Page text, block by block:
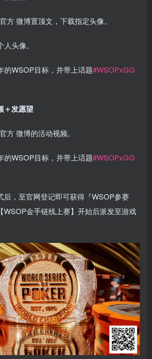
方 微博置顶文，下载指定头像。
头像。
的WSOP目标，并带上话题#WSOPxGG
＋发愿望
方 微博的活动视频。
的WSOP目标，并带上话题#WSOPxGG
后，至官网登记即可获得『WSOP参赛
WSOP金手链线上赛】开始后派发至游戏